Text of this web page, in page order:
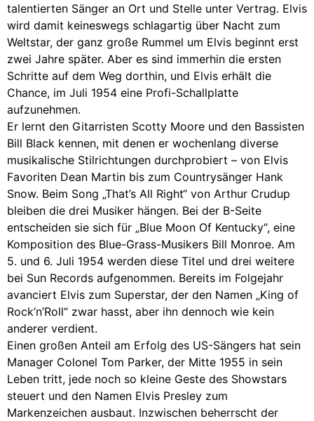
talentierten Sänger an Ort und Stelle unter Vertrag. Elvis
wird damit keineswegs schlagartig über Nacht zum
Weltstar, der ganz große Rummel um Elvis beginnt erst
zwei Jahre später. Aber es sind immerhin die ersten
Schritte auf dem Weg dorthin, und Elvis erhält die
Chance, im Juli 1954 eine Profi-Schallplatte
aufzunehmen.
Er lernt den Gitarristen Scotty Moore und den Bassisten
Bill Black kennen, mit denen er wochenlang diverse
musikalische Stilrichtungen durchprobiert – von Elvis
Favoriten Dean Martin bis zum Countrysänger Hank
Snow. Beim Song „That’s All Right“ von Arthur Crudup
bleiben die drei Musiker hängen. Bei der B-Seite
entscheiden sie sich für „Blue Moon Of Kentucky“, eine
Komposition des Blue-Grass-Musikers Bill Monroe. Am
5. und 6. Juli 1954 werden diese Titel und drei weitere
bei Sun Records aufgenommen. Bereits im Folgejahr
avanciert Elvis zum Superstar, der den Namen „King of
Rock’n’Roll“ zwar hasst, aber ihn dennoch wie kein
anderer verdient.
Einen großen Anteil am Erfolg des US-Sängers hat sein
Manager Colonel Tom Parker, der Mitte 1955 in sein
Leben tritt, jede noch so kleine Geste des Showstars
steuert und den Namen Elvis Presley zum
Markenzeichen ausbaut. Inzwischen beherrscht der